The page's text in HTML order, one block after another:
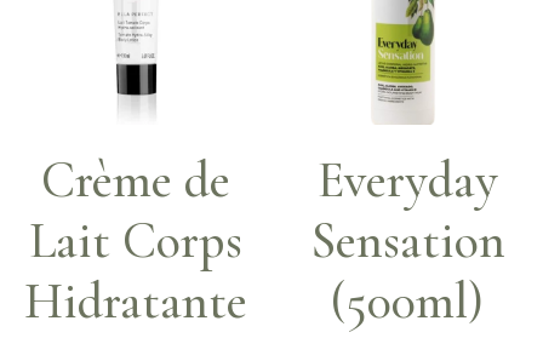
Crème de
Lait Corps
Hidratante
Everyday
Sensation
(500ml)